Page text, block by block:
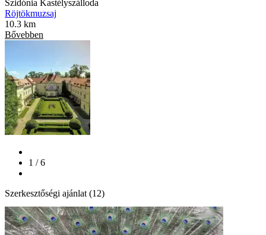
Szidónia Kastélyszálloda
Röjtökmuzsaj
10.3 km
Bővebben
1 / 6
Szerkesztőségi ajánlat (12)